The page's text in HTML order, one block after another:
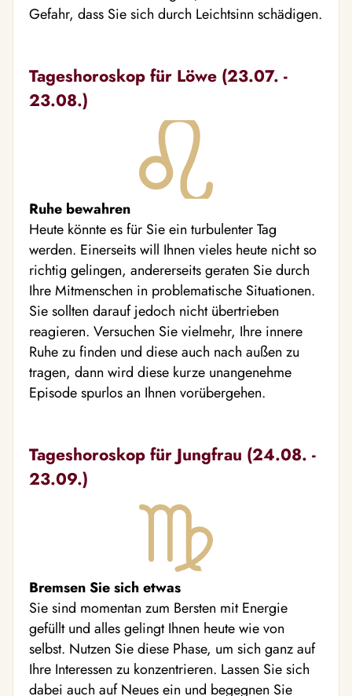
Gefahr, dass Sie sich durch Leichtsinn schädigen.
Tageshoroskop für Löwe (23.07. -
23.08.)
Ruhe bewahren
Heute könnte es für Sie ein turbulenter Tag
werden. Einerseits will Ihnen vieles heute nicht so
richtig gelingen, andererseits geraten Sie durch
Ihre Mitmenschen in problematische Situationen.
Sie sollten darauf jedoch nicht übertrieben
reagieren. Versuchen Sie vielmehr, Ihre innere
Ruhe zu finden und diese auch nach außen zu
tragen, dann wird diese kurze unangenehme
Episode spurlos an Ihnen vorübergehen.
Tageshoroskop für Jungfrau (24.08. -
23.09.)
Bremsen Sie sich etwas
Sie sind momentan zum Bersten mit Energie
gefüllt und alles gelingt Ihnen heute wie von
selbst. Nutzen Sie diese Phase, um sich ganz auf
Ihre Interessen zu konzentrieren. Lassen Sie sich
dabei auch auf Neues ein und begegnen Sie